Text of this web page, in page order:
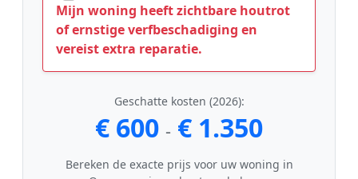
Mijn woning heeft zichtbare houtrot
of ernstige verfbeschadiging en
vereist extra reparatie.
Geschatte kosten (2026):
€ 600 - € 1.350
Bereken de exacte prijs voor uw woning in